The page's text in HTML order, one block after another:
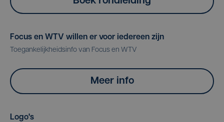
Focus en WTV willen er voor iedereen zijn
Toegankelijkheidsinfo van Focus en WTV
Meer info
Logo's